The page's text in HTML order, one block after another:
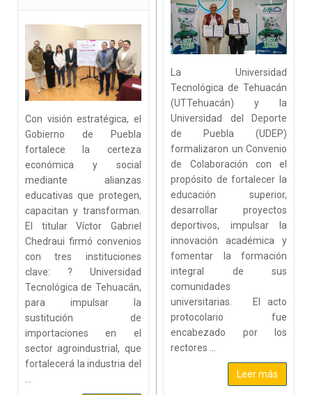
La Universidad
Tecnológica de Tehuacán
(UTTehuacán) y la
Universidad del Deporte
de Puebla (UDEP)
formalizaron un Convenio
de Colaboración con el
propósito de fortalecer la
educación superior,
desarrollar proyectos
deportivos, impulsar la
innovación académica y
fomentar la formación
integral de sus
comunidades
universitarias. El acto
protocolario fue
encabezado por los
rectores ...
Leer más
Con visión estratégica, el
Gobierno de Puebla
fortalece la certeza
económica y social
mediante alianzas
educativas que protegen,
capacitan y transforman.
El titular Víctor Gabriel
Chedraui firmó convenios
con tres instituciones
clave: ? Universidad
Tecnológica de Tehuacán,
para impulsar la
sustitución de
importaciones en el
sector agroindustrial, que
fortalecerá la industria del
...